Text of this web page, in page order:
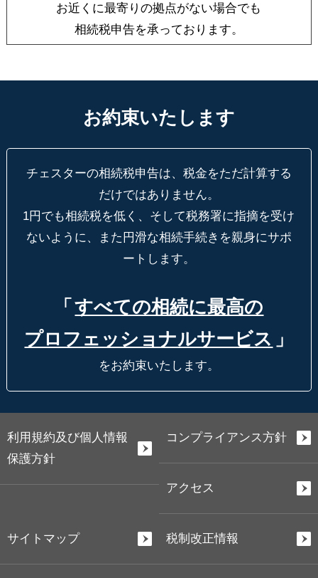
お近くに最寄りの拠点がない場合でも
相続税申告を承っております。
お約束いたします
チェスターの相続税申告は、税金をただ計算する
だけではありません。
1円でも相続税を低く、そして税務署に指摘を受け
ないように、
また円滑な相続手続きを親身にサポ
ートします。
「 すべての相続に最高の
プロフェッショナルサービス 」
をお約束いたします。
利用規約及び個人情報
保護方針
コンプライアンス方針
アクセス
サイトマップ 税制改正情報